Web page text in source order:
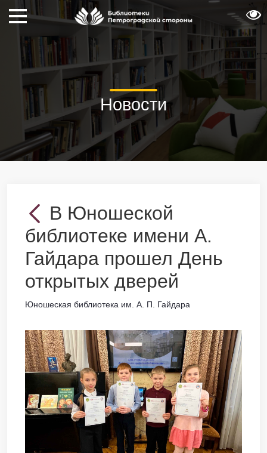
Новости
В Юношеской
библиотеке имени А.
Гайдара прошел День
открытых дверей
Юношеская библиотека им. А. П. Гайдара